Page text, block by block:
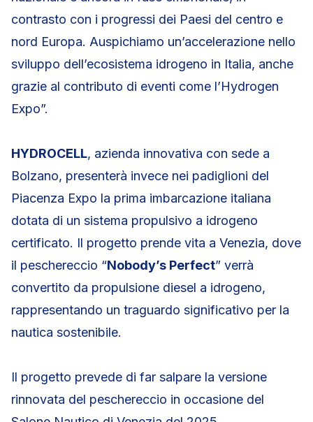
contrasto con i progressi dei Paesi del centro e
nord Europa. Auspichiamo un’accelerazione nello
sviluppo dell’ecosistema idrogeno in Italia, anche
grazie al contributo di eventi come l’Hydrogen
Expo”.
HYDROCELL, azienda innovativa con sede a
Bolzano, presenterà invece nei padiglioni del
Piacenza Expo la prima imbarcazione italiana
dotata di un sistema propulsivo a idrogeno
certificato. Il progetto prende vita a Venezia, dove
il peschereccio “Nobody’s Perfect” verrà
convertito da propulsione diesel a idrogeno,
rappresentando un traguardo significativo per la
nautica sostenibile.
Il progetto prevede di far salpare la versione
rinnovata del peschereccio in occasione del